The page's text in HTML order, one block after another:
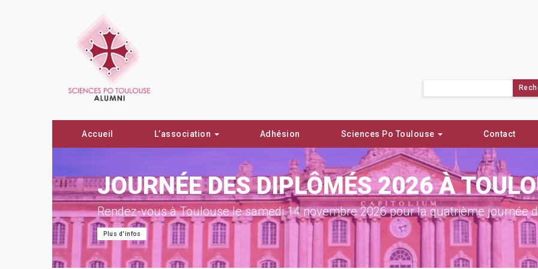
Accueil L’association Adhésion Sciences Po Toulouse Contact
JOURNÉE DES DIPLÔMÉS 2026 À
Rendez-vous à Toulouse le samedi 14 novembre 2026 pour la quatrième journée
Plus d'infos